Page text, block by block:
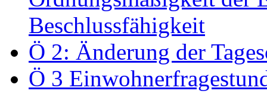
Beschlussfähigkeit
Ö 2: Änderung der
Ö 3